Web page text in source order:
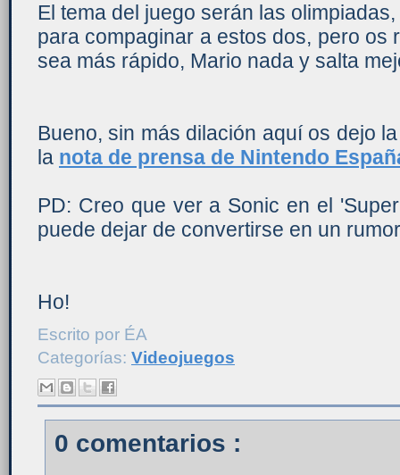
El tema del juego serán las
para compaginar a estos dos, pero os
sea más rápido, Mario nada y salta
Bueno, sin más dilación aquí os dejo
la nota de prensa de Nintendo
PD: Creo que ver a Sonic en el
puede dejar de convertirse en un
Ho!
Escrito por ÉA
Categorías: Videojuegos
0 comentarios :